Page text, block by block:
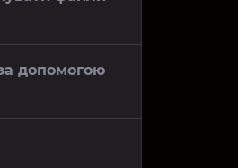
допомогою